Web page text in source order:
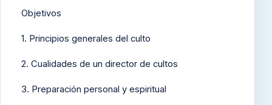
Objetivos
1. Principios generales del culto
2. Cualidades de un director de cultos
3. Preparación personal y espiritual